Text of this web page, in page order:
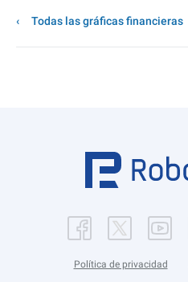
Todas las gráficas financieras
Política de privacidad